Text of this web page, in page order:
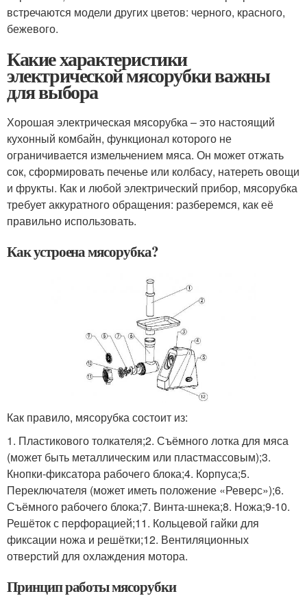
встречаются модели других цветов: черного, красного,
бежевого.
Какие характеристики
электрической мясорубки важны
для выбора
Хорошая электрическая мясорубка – это настоящий
кухонный комбайн, функционал которого не
ограничивается измельчением мяса. Он может отжать
сок, сформировать печенье или колбасу, натереть овощи
и фрукты. Как и любой электрический прибор, мясорубка
требует аккуратного обращения: разберемся, как её
правильно использовать.
Как устроена мясорубка?
Как правило, мясорубка состоит из:
1. Пластикового толкателя;2. Съёмного лотка для мяса
(может быть металлическим или пластмассовым);3.
Кнопки-фиксатора рабочего блока;4. Корпуса;5.
Переключателя (может иметь положение «Реверс»);6.
Съёмного рабочего блока;7. Винта-шнека;8. Ножа;9-10.
Решёток с перфорацией;11. Кольцевой гайки для
фиксации ножа и решётки;12. Вентиляционных
отверстий для охлаждения мотора.
Принцип работы мясорубки